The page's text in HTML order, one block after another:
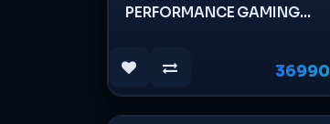
PERFORMANCE GAMING
36990